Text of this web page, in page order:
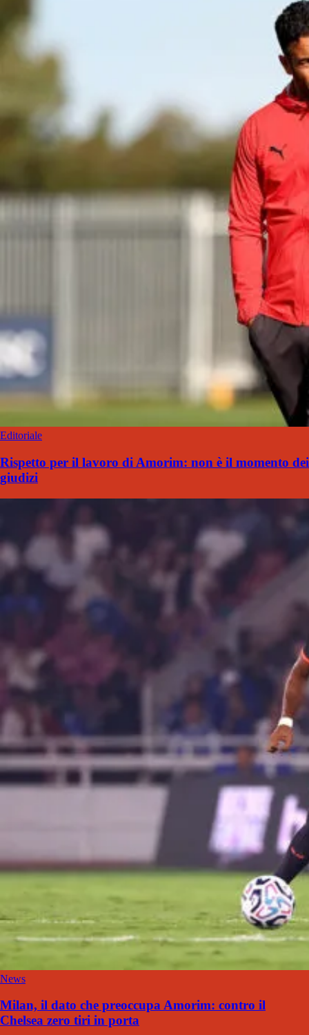
Editoriale
Rispetto per il lavoro di Amorim: non è il momento dei
giudizi
News
Milan, il dato che preoccupa Amorim: contro il
Chelsea zero tiri in porta